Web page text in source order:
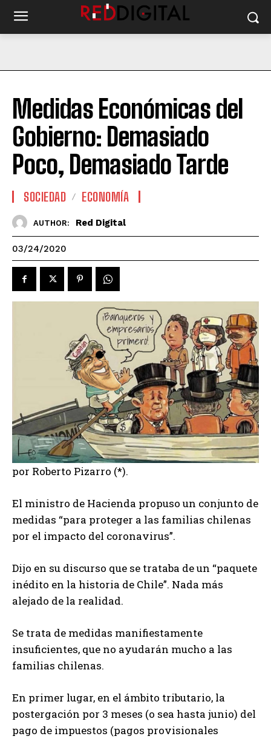
Medidas Económicas del
Gobierno: Demasiado
Poco, Demasiado Tarde
SOCIEDAD ECONOMÍA
AUTHOR: Red Digital
03/24/2020
por Roberto Pizarro (*).
El ministro de Hacienda propuso un conjunto de
medidas “para proteger a las familias chilenas
por el impacto del coronavirus”.
Dijo en su discurso que se trataba de un “paquete
inédito en la historia de Chile”. Nada más
alejado de la realidad.
Se trata de medidas manifiestamente
insuficientes, que no ayudarán mucho a las
familias chilenas.
En primer lugar, en el ámbito tributario, la
postergación por 3 meses (o sea hasta junio) del
pago de impuestos (pagos provisionales